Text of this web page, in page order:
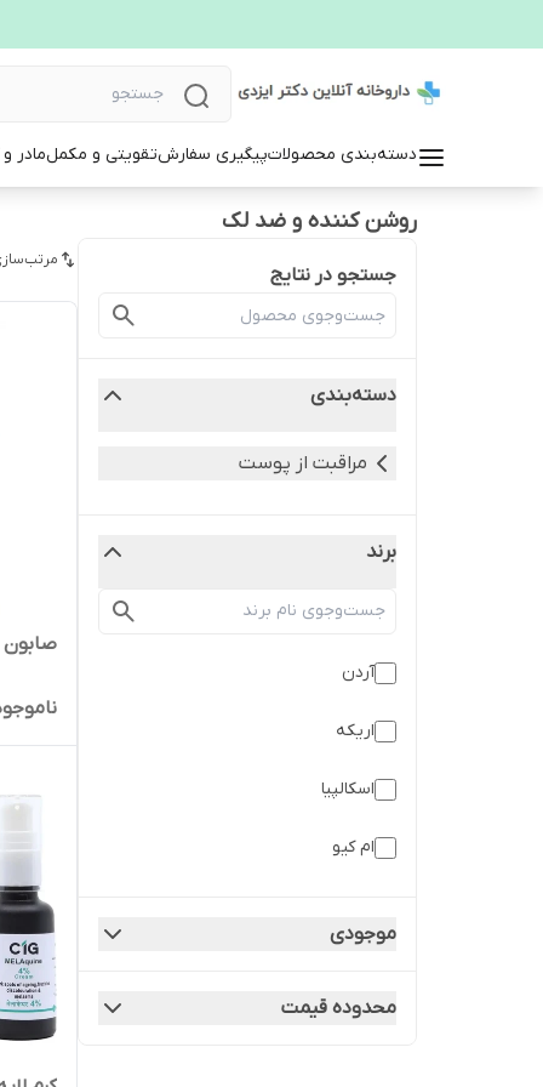
دسته‌بندی محصولاتپیگیری سفارشتقویتی و مکملمادر
روشن کننده و ضد لک
جستجو در نتایج
دسته‌بندی
مراقبت از پوست
برند
آردن
اریکه
اسکالپیا
ام کیو
بیول
موجودی
محدوده قیمت
صابون